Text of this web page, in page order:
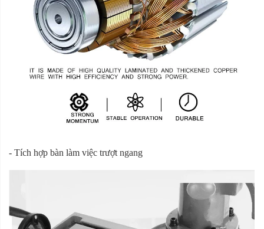
- Tích hợp bàn làm việc trượt ngang